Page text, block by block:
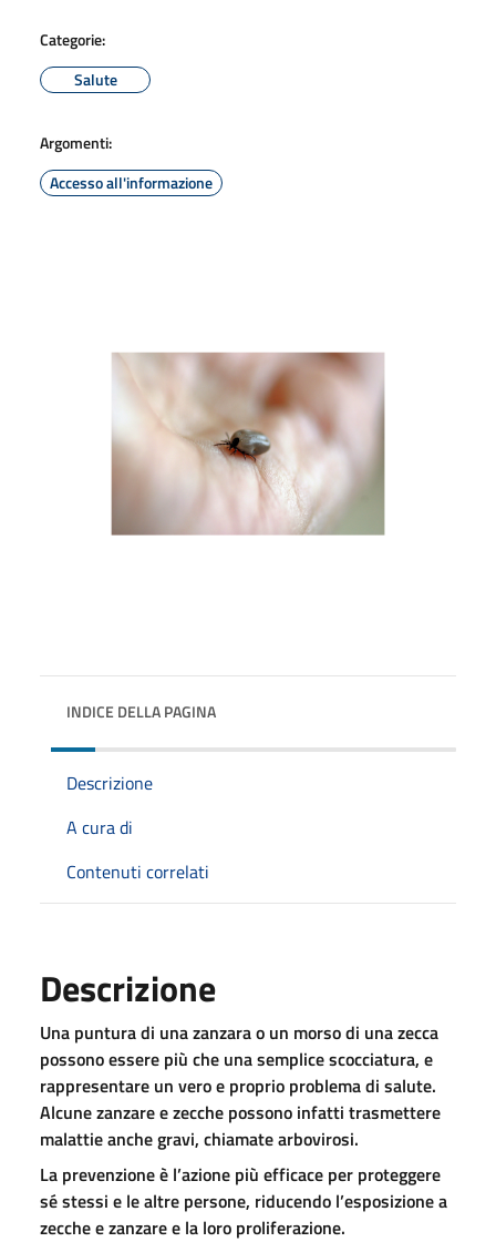
Categorie:
Salute
Argomenti:
Accesso all'informazione
INDICE DELLA PAGINA
Descrizione
A cura di
Contenuti correlati
Descrizione
Una puntura di una zanzara o un morso di una zecca
possono essere più che una semplice scocciatura, e
rappresentare un vero e proprio problema di salute.
Alcune zanzare e zecche possono infatti trasmettere
malattie anche gravi, chiamate arbovirosi.
La prevenzione è l’azione più efficace per proteggere
sé stessi e le altre persone, riducendo l’esposizione a
zecche e zanzare e la loro proliferazione.